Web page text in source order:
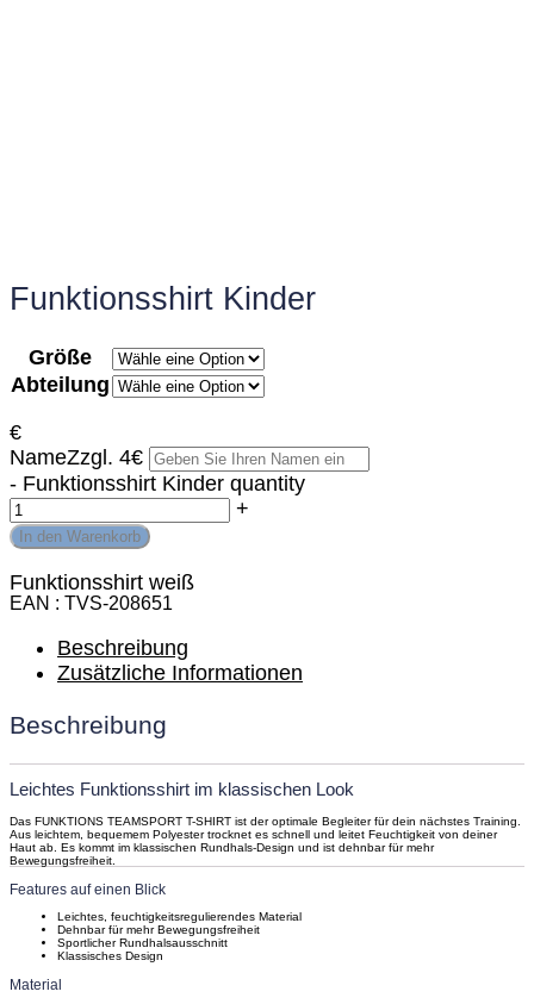
Funktionsshirt Kinder
Größe
Abteilung
€
NameZzgl. 4€
- Funktionsshirt Kinder quantity
+
In den Warenkorb
Funktionsshirt weiß
EAN TVS-208651
Beschreibung
Zusätzliche Informationen
Beschreibung
Leichtes Funktionsshirt im klassischen Look
Das FUNKTIONS TEAMSPORT T-SHIRT ist der optimale Begleiter für dein nächstes Training.
Aus leichtem, bequemem Polyester trocknet es schnell und leitet Feuchtigkeit von deiner
Haut ab. Es kommt im klassischen Rundhals-Design und ist dehnbar für mehr
Bewegungsfreiheit.
Features auf einen Blick
Leichtes, feuchtigkeitsregulierendes Material
Dehnbar für mehr Bewegungsfreiheit
Sportlicher Rundhalsausschnitt
Klassisches Design
Material